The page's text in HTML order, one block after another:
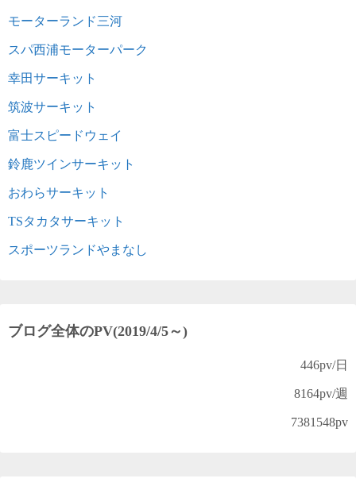
モーターランド三河
スパ西浦モーターパーク
幸田サーキット
筑波サーキット
富士スピードウェイ
鈴鹿ツインサーキット
おわらサーキット
TSタカタサーキット
スポーツランドやまなし
ブログ全体のPV(2019/4/5～)
446pv/日
8164pv/週
7381548pv